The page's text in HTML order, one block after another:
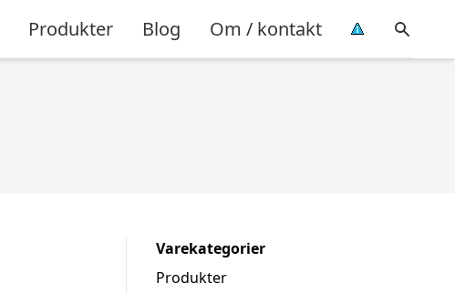
Produkter Blog Om / kontakt
Varekategorier
Produkter